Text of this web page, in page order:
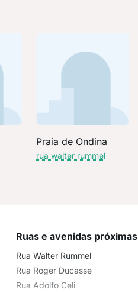
Praia de Ondina
rua walter rummel
Ruas e avenidas próximas
Rua Walter Rummel
Rua Roger Ducasse
Rua Adolfo Celi